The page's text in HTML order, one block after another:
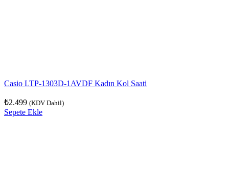
Casio LTP-1303D-1AVDF Kadın Kol Saati
₺2.499 (KDV Dahil)
Sepete Ekle